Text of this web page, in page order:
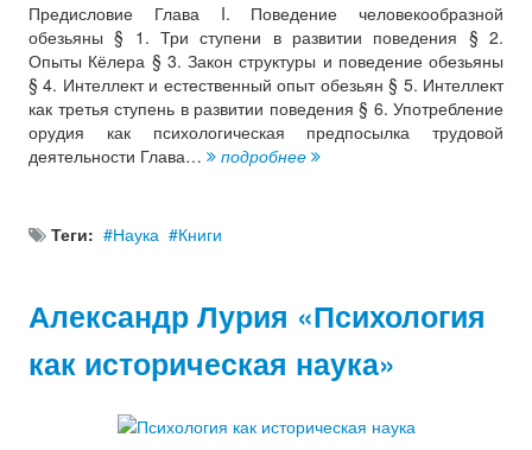
Предисловие Глава I. Поведение человекообразной
обезьяны § 1. Три ступени в развитии поведения § 2.
Опыты Кёлера § 3. Закон структуры и поведение обезьяны
§ 4. Интеллект и естественный опыт обезьян § 5. Интеллект
как третья ступень в развитии поведения § 6. Употребление
орудия как психологическая предпосылка трудовой
деятельности Глава…
подробнее
Теги: Наука Книги
Александр Лурия «Психология
как историческая наука»